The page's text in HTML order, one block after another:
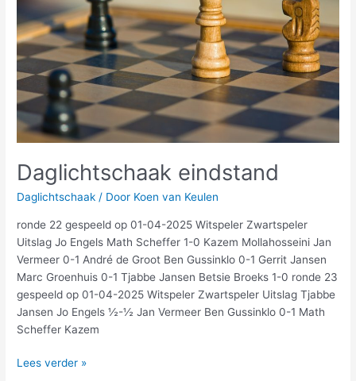
Daglichtschaak eindstand
Daglichtschaak / Door Koen van Keulen
ronde 22 gespeeld op 01-04-2025 Witspeler Zwartspeler
Uitslag Jo Engels Math Scheffer 1-0 Kazem Mollahosseini Jan
Vermeer 0-1 André de Groot Ben Gussinklo 0-1 Gerrit Jansen
Marc Groenhuis 0-1 Tjabbe Jansen Betsie Broeks 1-0 ronde 23
gespeeld op 01-04-2025 Witspeler Zwartspeler Uitslag Tjabbe
Jansen Jo Engels ½-½ Jan Vermeer Ben Gussinklo 0-1 Math
Scheffer Kazem
Lees verder »